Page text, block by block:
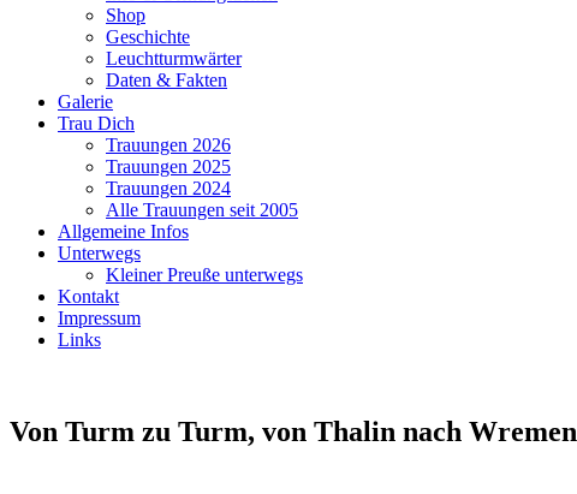
Shop
Geschichte
Leuchtturmwärter
Daten & Fakten
Galerie
Trau Dich
Trauungen 2026
Trauungen 2025
Trauungen 2024
Alle Trauungen seit 2005
Allgemeine Infos
Unterwegs
Kleiner Preuße unterwegs
Kontakt
Impressum
Links
Von Turm zu Turm, von Thalin nach Wremen